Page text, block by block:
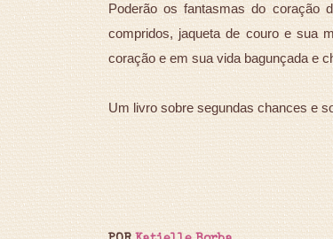
Poderão os fantasmas do coração
compridos, jaqueta de couro e sua
coração e em sua vida bagunçada e
Um livro sobre segundas chances e